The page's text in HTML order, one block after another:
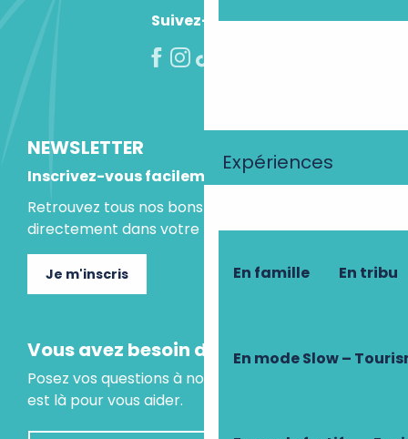
Expériences
En famille En tribu
En mode Slow –
Suivez-nous !
NEWSLETTER
Inscrivez-vous facilement
Retrouvez tous nos bons plans et idées séjours
directement dans votre boite mail.
Je m'inscris
Vous avez besoin d'un conseil ?
Posez vos questions à notre assistant virtuel, il
est là pour vous aider.